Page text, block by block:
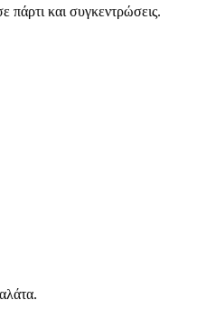
πάρτι και συγκεντρώσεις.